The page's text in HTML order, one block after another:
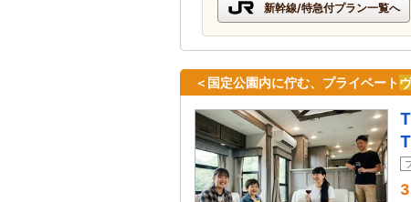
新幹線/特急付プラン一覧へ
＜国定公園内に佇む、プライベート